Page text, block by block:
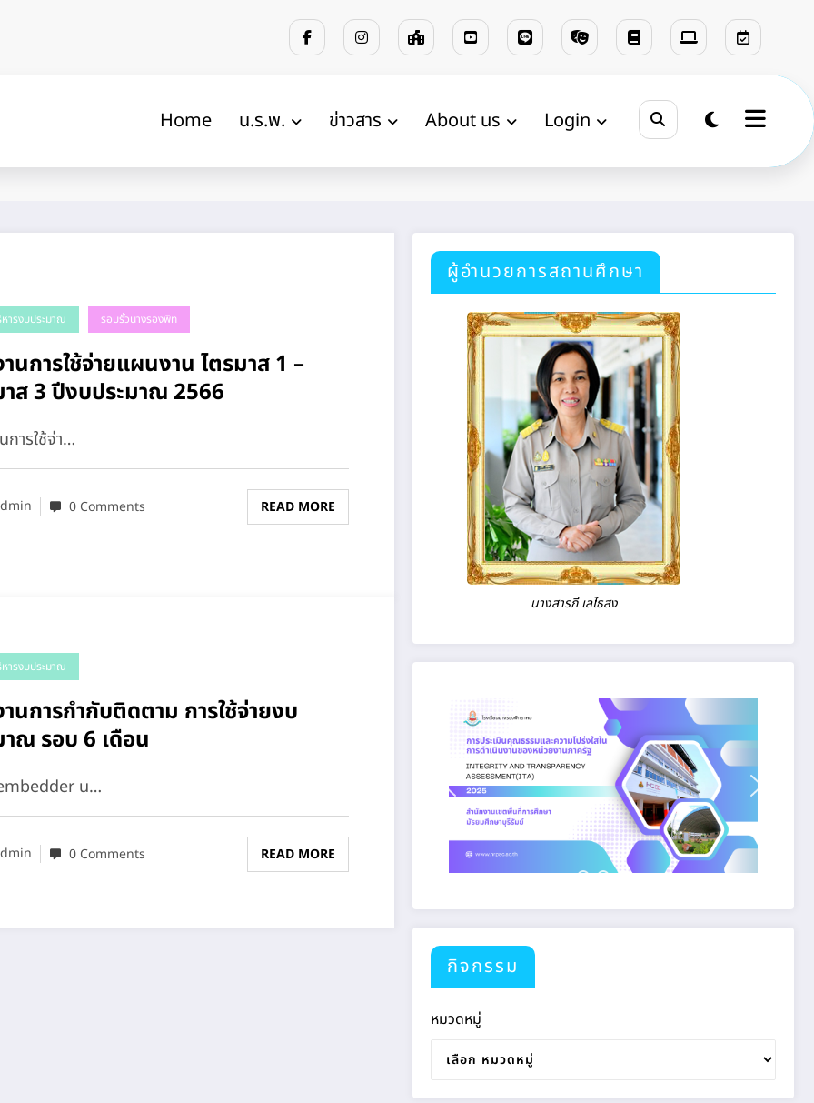
Home น.ร.พ. ข่าวสาร About us
Login
Home
ารงบประมาณ รอบรั้วนางรองพิท
นการใช้จ่ายแผนงาน ไตรมาส 1 –
ไตรมาส 3 ปีงบประมาณ 2566
การใช้จ่า…
0 Comments READ MORE
ารงบประมาณ
นการกำกับติดตาม การใช้จ่ายงบ
าณ รอบ 6 เดือน
u…
0 Comments READ MORE
ผู้อำนวยการสถานศึกษา
นางสารภี เลไธสง
กิจกรรม
หมวดหมู่